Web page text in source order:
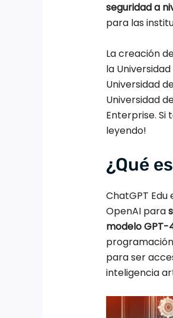
seguridad a
para las
La creación
la
Universidad
Universidad
Enterprise. Si
leyendo!
¿Qué
ChatGPT
OpenAI para
modelo GPT-
para ser
inteligencia